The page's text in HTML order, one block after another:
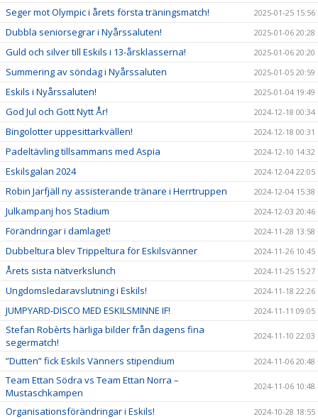
Seger mot Olympic i årets första träningsmatch! 2025-01-25 15:56
Dubbla seniorsegrar i Nyårssaluten! 2025-01-06 20:28
Guld och silver till Eskils i 13-årsklasserna! 2025-01-06 20:20
Summering av söndag i Nyårssaluten 2025-01-05 20:59
Eskils i Nyårssaluten! 2025-01-04 19:49
God Jul och Gott Nytt År! 2024-12-18 00:34
Bingolotter uppesittarkvällen! 2024-12-18 00:31
Padeltävling tillsammans med Aspia 2024-12-10 14:32
Eskilsgalan 2024 2024-12-04 22:05
Robin Jarfjäll ny assisterande tränare i Herrtruppen 2024-12-04 15:38
Julkampanj hos Stadium 2024-12-03 20:46
Förändringar i damlaget! 2024-11-28 13:58
Dubbeltura blev Trippeltura för Eskilsvänner 2024-11-26 10:45
Årets sista nätverkslunch 2024-11-25 15:27
Ungdomsledaravslutning i Eskils! 2024-11-18 22:26
JUMPYARD-DISCO MED ESKILSMINNE IF! 2024-11-11 09:05
Stefan Robèrts härliga bilder från dagens fina
segermatch!
2024-11-10 22:03
”Dutten” fick Eskils Vänners stipendium 2024-11-06 20:48
Team Ettan Södra vs Team Ettan Norra –
Mustaschkampen
2024-11-06 10:48
Organisationsförändringar i Eskils! 2024-10-28 18:55